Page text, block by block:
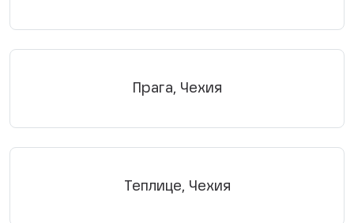
Прага, Чехия
Теплице, Чехия